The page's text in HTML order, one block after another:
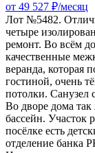
от 49 527 ₽/месяц
Лот №5482.
четыре
ремонт. Во всём
качественные
веранда, которая
гостиной, очень
потолки. Санузел
Во дворе дома так
бассейн. Участок
посёлке есть
отделение банка